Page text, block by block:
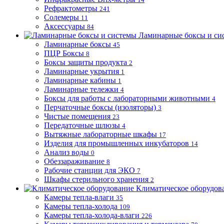
Рефрактометры 241
Солемеры 11
Аксессуары 84
Ламинарные боксы и
Ламинарные боксы 45
ПЦР Боксы 8
Боксы защиты продукта 2
Ламинарные укрытия 1
Ламинарные кабины 1
Ламинарные тележки 4
Боксы для работы с лабораторными животными 4
Перчаточные боксы (изоляторы) 3
Чистые помещения 23
Передаточные шлюзы 4
Вытяжные лабораторные шкафы 17
Изделия для промышленных инкубаторов 14
Анализ воды 0
Обеззараживание 8
Рабочие станции для ЭКО 7
Шкафы стерильного хранения 2
Климатическое
Камеры тепла-влаги 35
Камеры тепла-холода 109
Камеры тепла-холода-влаги 226